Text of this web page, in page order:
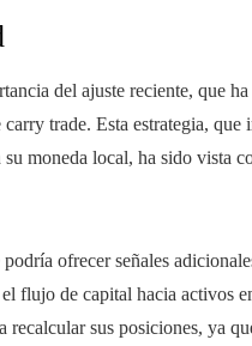
del ajuste reciente, que
trade. Esta estrategia, que
moneda local, ha sido vista
ofrecer señales
flujo de capital hacia activos
recalcular sus posiciones, ya